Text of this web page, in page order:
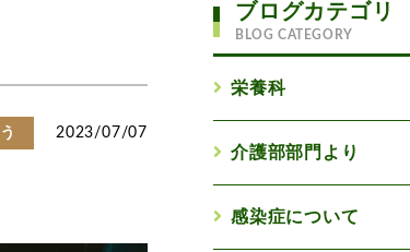
2023/07/07
ブログカテゴリ
BLOG CATEGORY
栄養科
介護部部門より
感染症について